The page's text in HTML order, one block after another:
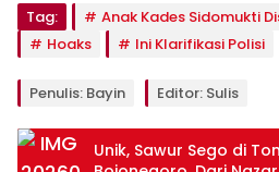
Tag:
Anak Kades Sidomukti
Hoaks
Ini Klarifikasi Polisi
Penulis: Bayin Editor: Sulis
Unik, Sawur Sego di